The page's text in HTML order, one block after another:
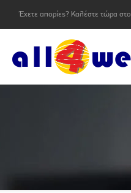
Έχετε απορίες? Καλέστε τώρα στο